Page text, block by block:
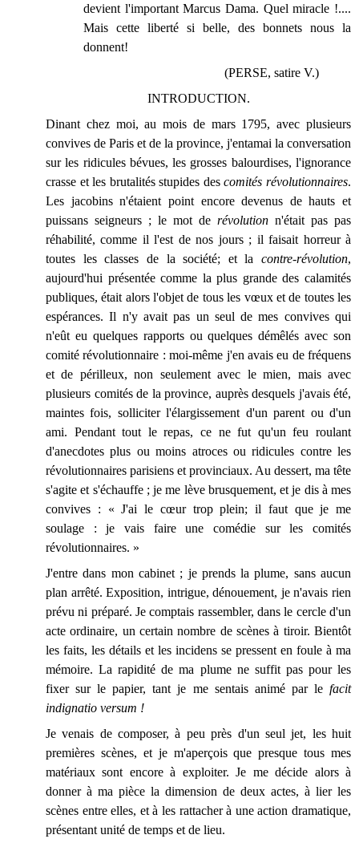
devient l'important Marcus Dama. Quel miracle !....
Mais cette liberté si belle, des bonnets nous la
donnent!
(PERSE, satire V.)
INTRODUCTION.
Dinant chez moi, au mois de mars 1795, avec plusieurs
convives de Paris et de la province, j'entamai la conversation
sur les ridicules bévues, les grosses balourdises, l'ignorance
crasse et les brutalités stupides descomités révolutionnaires.
Les jacobins n'étaient point encore devenus de hauts et
puissans seigneurs ; le mot de révolution n'était pas pas
réhabilité, comme il l'est de nos jours ; il faisait horreur à
toutes les classes de la société; et la contre-révolution,
aujourd'hui présentée comme la plus grande des calamités
publiques, était alors l'objet de tous les vœux et de toutes les
espérances. Il n'y avait pas un seul de mes convives qui
n'eût eu quelques rapports ou quelques démêlés avec son
comité révolutionnaire : moi-même j'en avais eu de fréquens
et de périlleux, non seulement avec le mien, mais avec
plusieurs comités de la province, auprès desquels j'avais été,
maintes fois, solliciter l'élargissement d'un parent ou d'un
ami. Pendant tout le repas, ce ne fut qu'un feu roulant
d'anecdotes plus ou moins atroces ou ridicules contre les
révolutionnaires parisiens et provinciaux. Au dessert, ma tête
s'agite et s'échauffe ; je me lève brusquement, et je dis à mes
convives : « J'ai le cœur trop plein; il faut que je me
soulage : je vais faire une comédie sur les comités
révolutionnaires. »
J'entre dans mon cabinet ; je prends la plume, sans aucun
plan arrêté. Exposition, intrigue, dénouement, je n'avais rien
prévu ni préparé. Je comptais rassembler, dans le cercle d'un
acte ordinaire, un certain nombre de scènes à tiroir. Bientôt
les faits, les détails et les incidens se pressent en foule à ma
mémoire. La rapidité de ma plume ne suffit pas pour les
fixer sur le papier, tant je me sentais animé par le facit
indignatio versum !
Je venais de composer, à peu près d'un seul jet, les huit
premières scènes, et je m'aperçois que presque tous mes
matériaux sont encore à exploiter. Je me décide alors à
donner à ma pièce la dimension de deux actes, à lier les
scènes entre elles, et à les rattacher à une action dramatique,
présentant unité de temps et de lieu.